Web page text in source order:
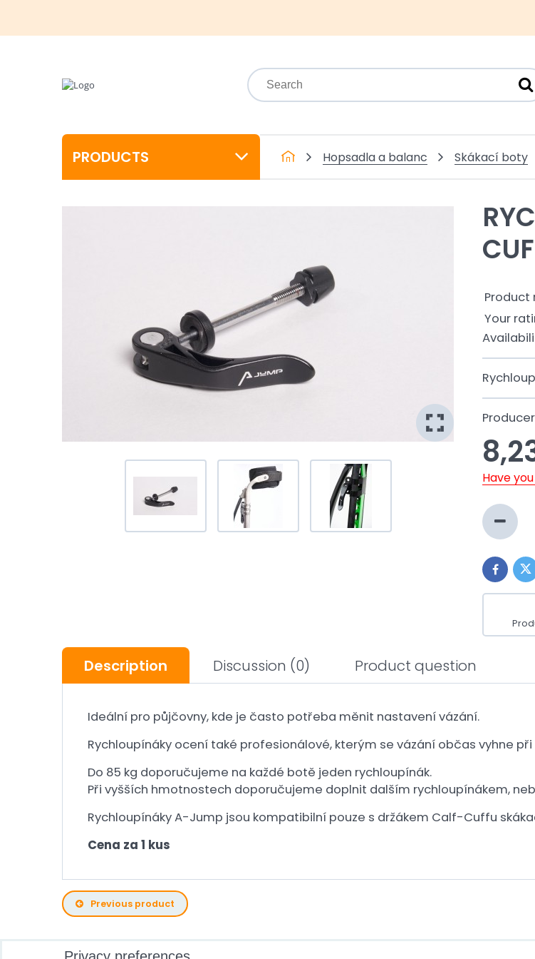
PRODUCTS Hopsadla a balanc Skákací boty
Product
Your
Have
Description Discussion (0) Product question
Ideální pro půjčovny, kde je často potřeba měnit nastavení vázání.
Rychloupínáky ocení také profesionálové, kterým se vázání občas vyhne
Do 85 kg doporučujeme na každé botě jeden rychloupínák.
Při vyšších hmotnostech doporučujeme doplnit dalším rychloupínákem,
Rychloupínáky A-Jump jsou kompatibilní pouze s držákem Calf-Cuffu
Cena za 1 kus
Previous product